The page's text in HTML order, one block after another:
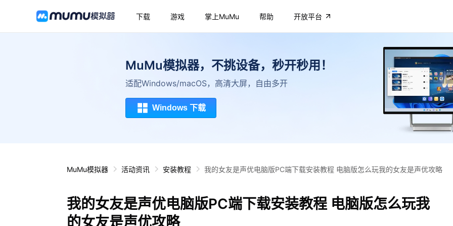
下载 游戏 掌上MuMu 帮助 开放平台
MuMu模拟器，不挑设备，秒开秒用！
适配Windows/macOS，高清大屏，自由多开
Windows 下载
MuMu模拟器 活动资讯 安装教程 我的女友是声优电脑版PC端下载安装教程 电脑版怎么玩我的女友是声优攻略
我的女友是声优电脑版PC端下载安装教程 电脑版怎么玩我
的女友是声优攻略